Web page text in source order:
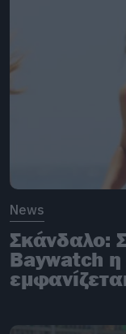
News
Σκάνδαλο:
Baywatch